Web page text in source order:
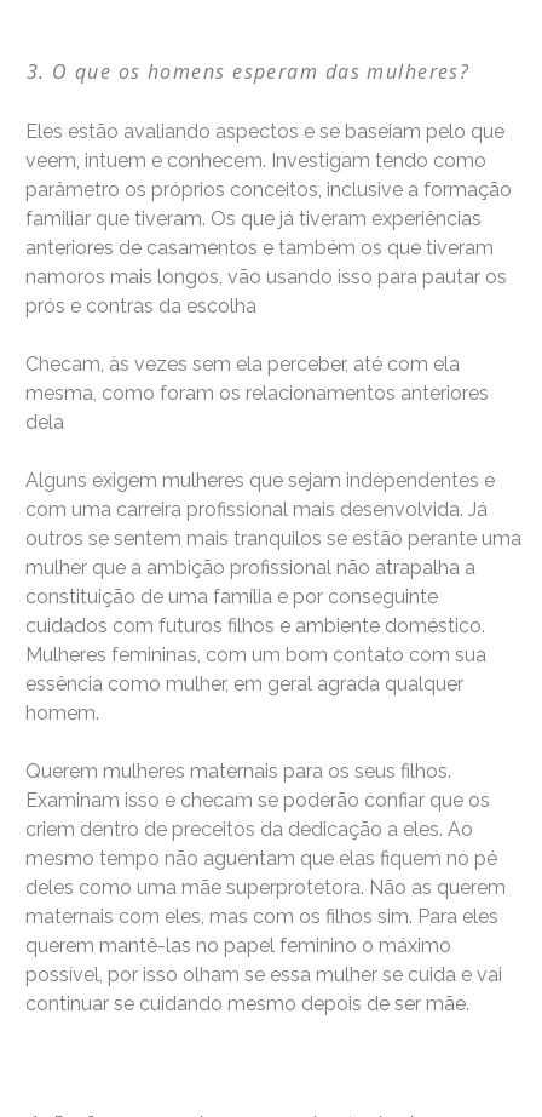
O que os homens esperam das mulheres?
Eles estão avaliando aspectos e se baseiam pelo que
veem, intuem e conhecem. Investigam tendo como
parâmetro os próprios conceitos, inclusive a formação
familiar que tiveram. Os que já tiveram experiências
anteriores de casamentos e também os que tiveram
namoros mais longos, vão usando isso para pautar os
prós e contras da escolha
Checam, às vezes sem ela perceber, até com ela
mesma, como foram os relacionamentos anteriores
dela
Alguns exigem mulheres que sejam independentes e
com uma carreira profissional mais desenvolvida. Já
outros se sentem mais tranquilos se estão perante uma
mulher que a ambição profissional não atrapalha a
constituição de uma família e por conseguinte
cuidados com futuros filhos e ambiente doméstico.
Mulheres femininas, com um bom contato com sua
essência como mulher, em geral agrada qualquer
homem.
Querem mulheres maternais para os seus filhos.
Examinam isso e checam se poderão confiar que os
criem dentro de preceitos da dedicação a eles. Ao
mesmo tempo não aguentam que elas fiquem no pé
deles como uma mãe superprotetora. Não as querem
maternais com eles, mas com os filhos sim. Para eles
querem mantê-las no papel feminino o máximo
possível, por isso olham se essa mulher se cuida e vai
continuar se cuidando mesmo depois de ser mãe.